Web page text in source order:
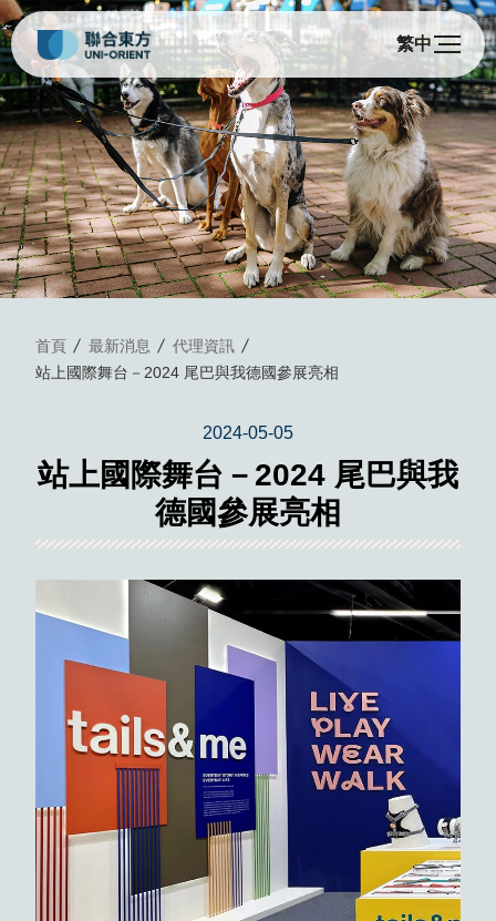
繁中
首頁 最新消息
代理資訊
站上國際舞台－2024 尾巴與我德國參展亮相
2024-05-05
站上國際舞台－2024 尾巴與我
德國參展亮相